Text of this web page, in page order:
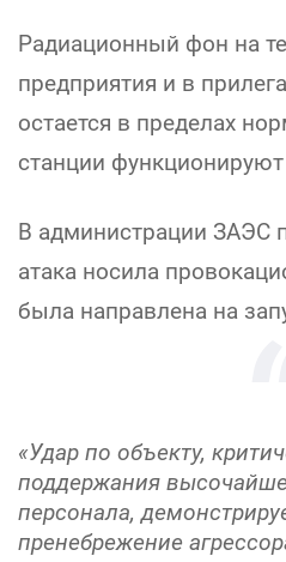
Радиационный фон на
предприятия и в
остается в пределах
станции
В администрации ЗАЭС
атака носила
была направлена на
«Удар по объекту,
поддержания
персонала,
пренебрежение